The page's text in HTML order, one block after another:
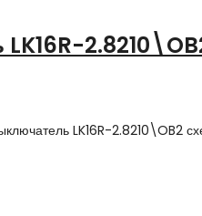
LK16R-2.8210\OB2